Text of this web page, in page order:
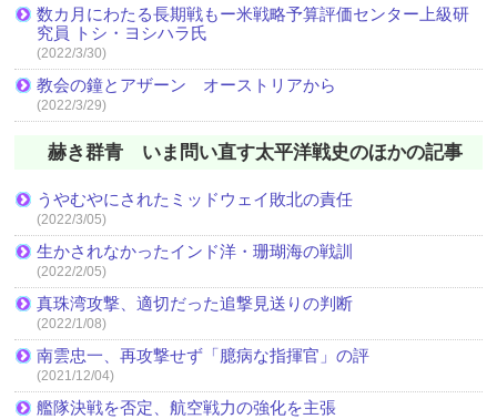
数カ月にわたる長期戦もー米戦略予算評価センター上級研
究員 トシ・ヨシハラ氏
(2022/3/30)
教会の鐘とアザーン オーストリアから
(2022/3/29)
赫き群青 いま問い直す太平洋戦史のほかの記事
うやむやにされたミッドウェイ敗北の責任
(2022/3/05)
生かされなかったインド洋・珊瑚海の戦訓
(2022/2/05)
真珠湾攻撃、適切だった追撃見送りの判断
(2022/1/08)
南雲忠一、再攻撃せず「臆病な指揮官」の評
(2021/12/04)
艦隊決戦を否定、航空戦力の強化を主張